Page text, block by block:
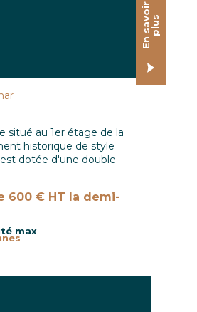
E
n
s
av
o
i
r
p
l
us
situé au 1er étage de la
historique de style
dotée d'une double
600 € HT la demi-
max